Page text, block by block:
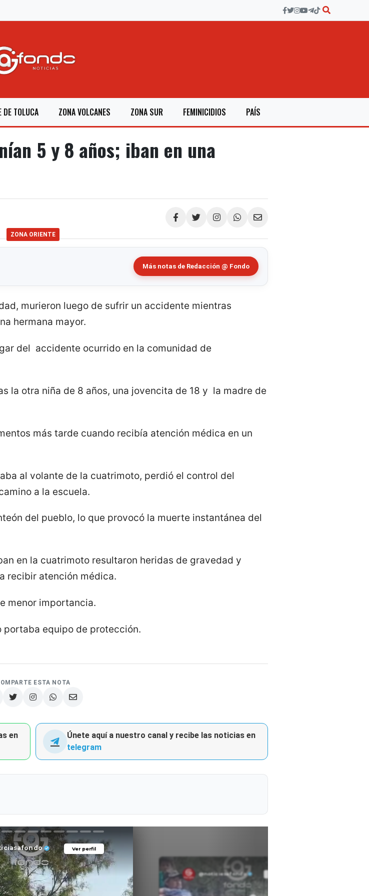
DE TOLUCA ZONA VOLCANES ZONA SUR FEMINICIDIOS PAÍS
5 y 8 años; iban en una
Compartir
ZONA ORIENTE
Más notas de Redacción @ Fondo
murieron luego de sufrir un accidente mientras
hermana mayor.
del accidente ocurrido en la comunidad de
la otra niña de 8 años, una jovencita de 18 y la madre de
más tarde cuando recibía atención médica en un
al volante de la cuatrimoto, perdió el control del
a la escuela.
del pueblo, lo que provocó la muerte instantánea del
en la cuatrimoto resultaron heridas de gravedad y
recibir atención médica.
menor importancia.
portaba equipo de protección.
ESTA NOTA
en
Únete aquí a nuestro canal y recibe las noticias en
telegram
Ver perfil
Ver perfil
@noticiasafondo